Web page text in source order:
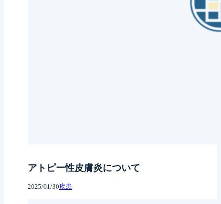
アトピー性皮膚炎について
2025/01/30疾患